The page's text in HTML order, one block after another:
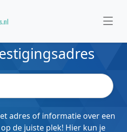
adres of informatie over een
de juiste plek! Hier kun je